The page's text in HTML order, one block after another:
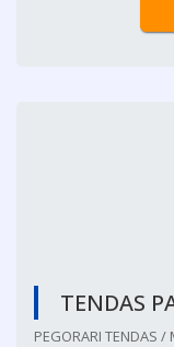
TENDAS
PEGORARI TENDAS /